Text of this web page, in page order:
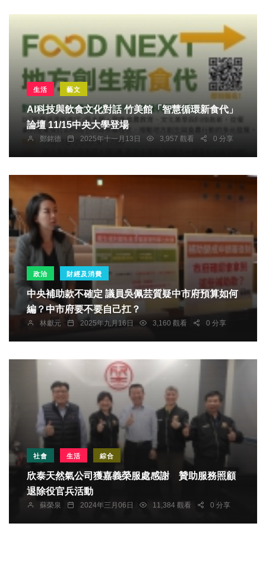
生活 藝文
AI科技與飲食文化對話 竹美館「智慧循環新食代」
論壇 11/15中央大學登場
鄭銘德 2025年十一月13日 3,957 觀看 0 分享
政治 財經及消費
中央補助款不確定 議員吳佩芸質疑中市府預算如何
編？中市府要不要自己扛？
林獻元 2025年九月16日 3,160 觀看 0 分享
社會 生活 綜合
欣泰天然氣公司獲嘉義榮服處感謝 贊助服務照顧
退除役官兵活動
蘇榮泉 2024年三月06日 11,384 觀看 0 分享